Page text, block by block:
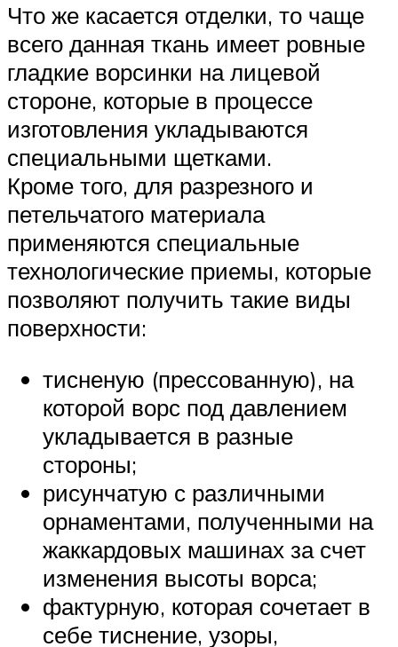
Что же касается отделки, то чаще
всего данная ткань имеет ровные
гладкие ворсинки на лицевой
стороне, которые в процессе
изготовления укладываются
специальными щетками.
Кроме того, для разрезного и
петельчатого материала
применяются специальные
технологические приемы, которые
позволяют получить такие виды
поверхности:
тисненую (прессованную), на
которой ворс под давлением
укладывается в разные
стороны;
рисунчатую с различными
орнаментами, полученными на
жаккардовых машинах за счет
изменения высоты ворса;
фактурную, которая сочетает в
себе тиснение, узоры,